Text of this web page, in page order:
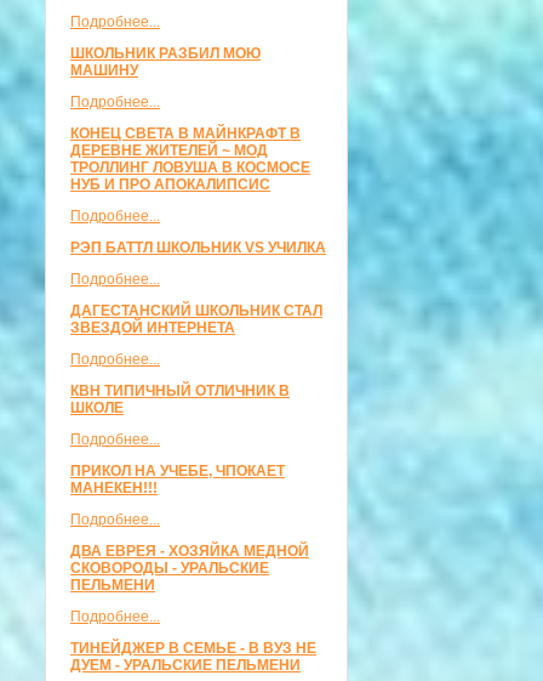
Подробнее...
ШКОЛЬНИК РАЗБИЛ МОЮ
МАШИНУ
Подробнее...
КОНЕЦ СВЕТА В МАЙНКРАФТ В
ДЕРЕВНЕ ЖИТЕЛЕЙ ~ МОД
ТРОЛЛИНГ ЛОВУША В КОСМОСЕ
НУБ И ПРО АПОКАЛИПСИС
Подробнее...
РЭП БАТТЛ ШКОЛЬНИК VS УЧИЛКА
Подробнее...
ДАГЕСТАНСКИЙ ШКОЛЬНИК СТАЛ
ЗВЕЗДОЙ ИНТЕРНЕТА
Подробнее...
КВН ТИПИЧНЫЙ ОТЛИЧНИК В
ШКОЛЕ
Подробнее...
ПРИКОЛ НА УЧЕБЕ, ЧПОКАЕТ
МАНЕКЕН!!!
Подробнее...
ДВА ЕВРЕЯ - ХОЗЯЙКА МЕДНОЙ
СКОВОРОДЫ - УРАЛЬСКИЕ
ПЕЛЬМЕНИ
Подробнее...
ТИНЕЙДЖЕР В СЕМЬЕ - В ВУЗ НЕ
ДУЕМ - УРАЛЬСКИЕ ПЕЛЬМЕНИ